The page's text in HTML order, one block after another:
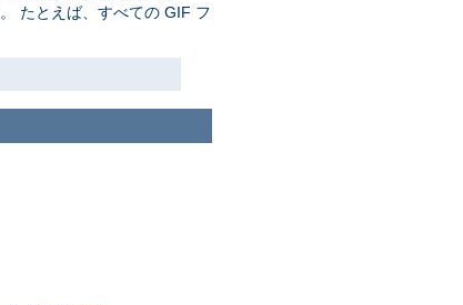
たとえば、すべての GIF フ